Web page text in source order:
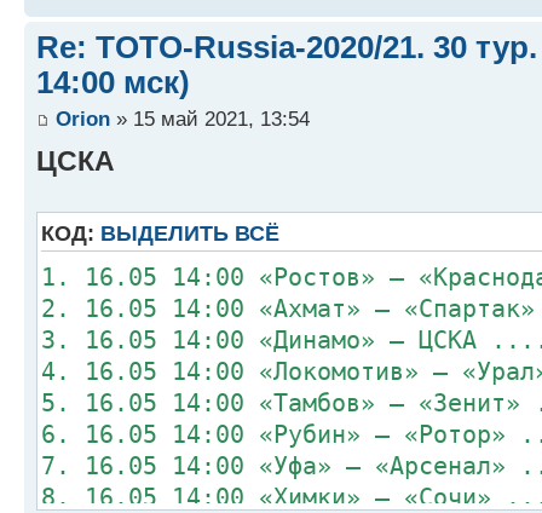
Re: TOTO-Russia-2020/21. 30
14:00 мск)
Orion » 15 май 2021, 13:54
ЦСКА
КОД: ВЫДЕЛИТЬ ВСЁ
1. 16.05 14:00 «Ростов» –
2. 16.05 14:00 «Ахмат» –
3. 16.05 14:00 «Динамо» –
4. 16.05 14:00 «Локомотив» –
5. 16.05 14:00 «Тамбов» –
6. 16.05 14:00 «Рубин» –
7. 16.05 14:00 «Уфа» –
8. 16.05 14:00 «Химки» –